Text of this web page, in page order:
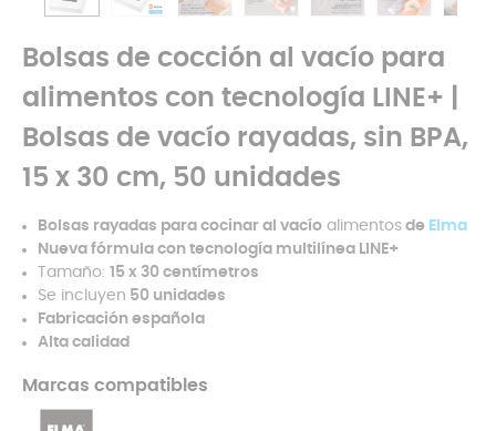
Bolsas de cocción al vacío para
alimentos con tecnología LINE+ |
Bolsas de vacío rayadas, sin BPA,
15 x 30 cm, 50 unidades
Bolsas rayadas para cocinar al vacío alimentos de Elma
Nueva fórmula con tecnología multilínea LINE+
Tamaño: 15 x 30 centímetros
Se incluyen 50 unidades
Fabricación española
Alta calidad
Marcas compatibles